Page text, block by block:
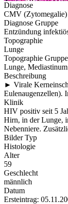
Diagnose
CMV (Zytomegalie)
Diagnose Gruppe
Entzündung
Topographie
Lunge
Topographie Gruppe
Lunge,
Beschreibung
► Virale
Eulenaugenzellen).
Klinik
HIV positiv seit 5
Hirn, in der Lunge,
Nebenniere.
Bilder Typ
Histologie
Alter
59
Geschlecht
männlich
Datum
Ersteintrag: